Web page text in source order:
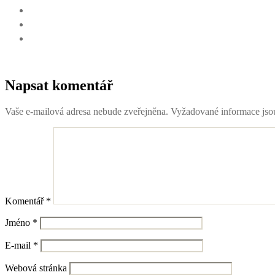
Napsat komentář
Vaše e-mailová adresa nebude zveřejněna. Vyžadované informace
Komentář *
Jméno *
E-mail *
Webová stránka